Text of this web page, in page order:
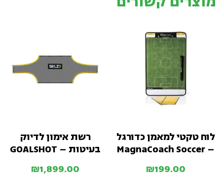
לוח טקטי למאמן כדורגל
– MagnaCoach Soccer
₪199.00
רשת אימון לדיוק
בעיטות – GOALSHOT
₪1,899.00